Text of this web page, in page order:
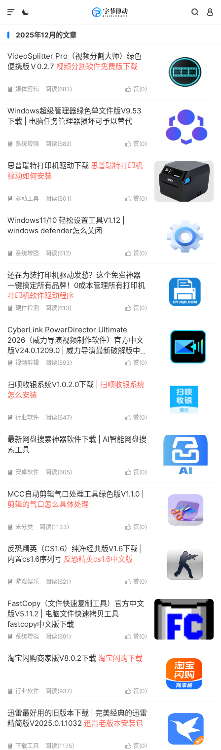
  

2025年12月的文章
VideoSplitter Pro（视频分割大师）绿色
便携版Ｖ0.2.7 视频分割软件免费版下载
 赞(0)
 媒体剪辑 阅读(683)
Windows超级管理器绿色单文件版V9.53
下载 | 电脑任务管理器损坏可予以替代
 赞(0)
 系统增强 阅读(582)
思普瑞特打印机驱动下载 思普瑞特打印机
驱动如何安装
 赞(0)
 驱动工具 阅读(501)
Windows11/10 轻松设置工具V1.12 |
windows defender怎么关闭
 赞(0)
 系统增强 阅读(612)
还在为装打印机驱动发愁？这个免费神器
一键搞定所有品牌！0成本管理所有打印机
打印机软件驱动程序
 赞(0)
 硬件检测 阅读(613)
CyberLink PowerDirector Ultimate
2026（威力导演视频制作软件）官方中文
版V24.0.1209.0 | 威力导演最新破解版中
文
 赞(0)
 视频剪辑 阅读(593)
扫呗收银系统V1.0.2.0下载 | 扫呗收银系统
怎么安装
 赞(0)
 行业软件 阅读(647)
最新网盘搜索神器软件下载 | AI智能网盘搜
索工具
 赞(0)
 安卓软件 阅读(605)
MCC自动剪辑气口处理工具绿色版V1.1.0 |
剪辑的气口怎么具体处理
 赞(0)
 未分类 阅读(1133)
反恐精英（CS1.6）纯净经典版V1.6下载 |
内置cs1.6序列号 反恐精英cs1.6中文版
 赞(0)
 游戏娱乐 阅读(621)
FastCopy（文件快速复制工具）官方中文
版V5.11.2 | 电脑文件快速拷贝工具
fastcopy中文版下载
 赞(0)
 系统增强 阅读(691)
淘宝闪购商家版V8.0.2下载 淘宝闪购下载
 赞(0)
 行业软件 阅读(937)
迅雷最好用的旧版本下载 | 完美经典的迅雷
精简版V2025.0.1.1032 迅雷老版本安装包
 赞(0)
 下载工具 阅读(1175)